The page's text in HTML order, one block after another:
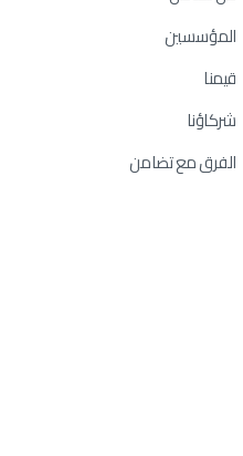
المؤسسين
قيمنا
شركاؤنا
الفرق مع تضامن